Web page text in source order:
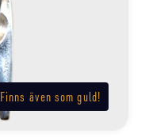
Finns även som guld!